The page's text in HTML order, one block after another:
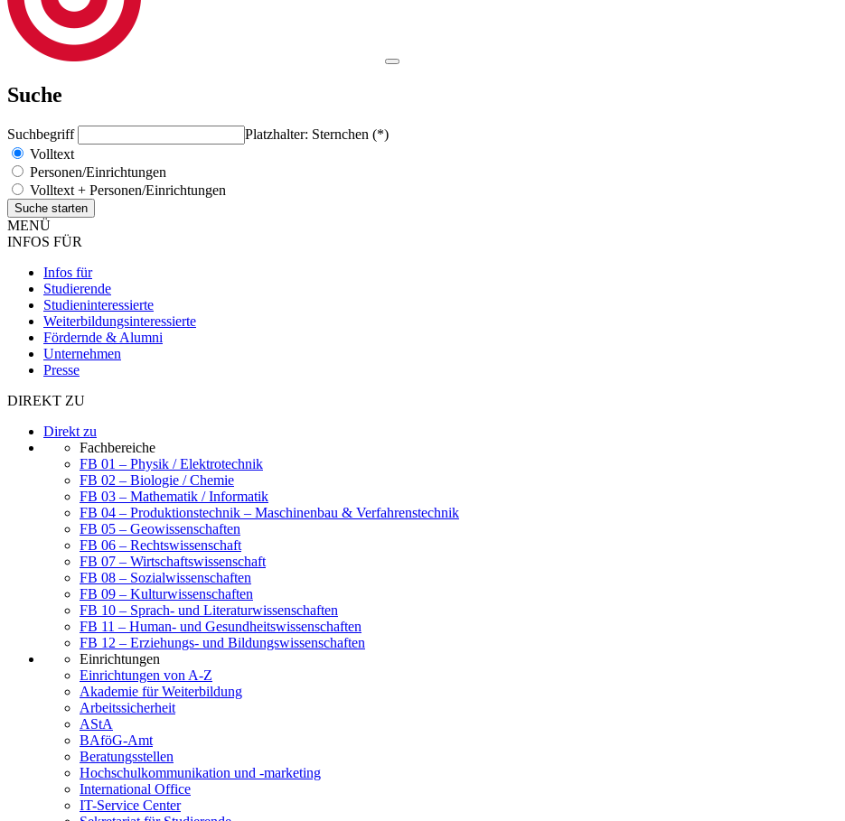
Suche
Suchbegriff
Platzhalter: Sternchen (*)
Volltext
Personen/Einrichtungen
Volltext + Personen/Einrichtungen
MENÜ
INFOS FÜR
Infos für
Studierende
Studieninteressierte
Weiterbildungsinteressierte
Fördernde & Alumni
Unternehmen
Presse
DIREKT ZU
Direkt zu
Fachbereiche
FB 01 – Physik / Elektrotechnik
FB 02 – Biologie / Chemie
FB 03 – Mathematik / Informatik
FB 04 – Produktionstechnik – Maschinenbau & Verfahrenstechnik
FB 05 – Geowissenschaften
FB 06 – Rechtswissenschaft
FB 07 – Wirtschaftswissenschaft
FB 08 – Sozialwissenschaften
FB 09 – Kulturwissenschaften
FB 10 – Sprach- und Literaturwissenschaften
FB 11 – Human- und Gesundheitswissenschaften
FB 12 – Erziehungs- und Bildungswissenschaften
Einrichtungen
Einrichtungen von A-Z
Akademie für Weiterbildung
Arbeitssicherheit
AStA
BAföG-Amt
Beratungsstellen
Hochschulkommunikation und -marketing
International Office
IT-Service Center